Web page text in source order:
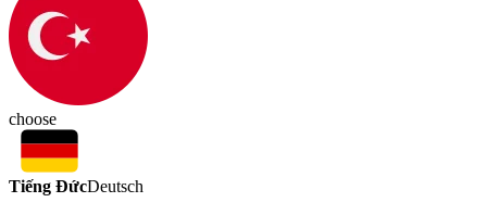
choose
Tiếng ĐứcDeutsch